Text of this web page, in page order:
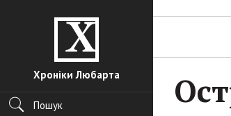
Хроніки Любарта
Пошук